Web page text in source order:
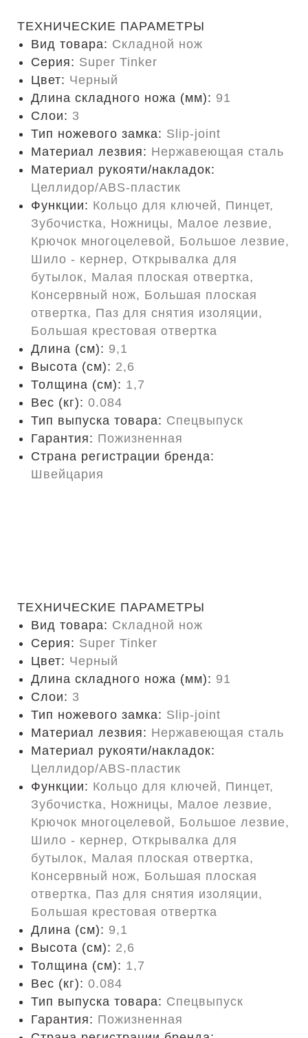
ТЕХНИЧЕСКИЕ ПАРАМЕТРЫ
Вид товара: Складной нож
Серия: Super Tinker
Цвет: Черный
Длина складного ножа (мм): 91
Слои: 3
Тип ножевого замка: Slip-joint
Материал лезвия: Нержавеющая сталь
Материал рукояти/накладок:
Целлидор/ABS-пластик
Функции: Кольцо для ключей, Пинцет,
Зубочистка, Ножницы, Малое лезвие,
Крючок многоцелевой, Большое лезвие,
Шило - кернер, Открывалка для
бутылок, Малая плоская отвертка,
Консервный нож, Большая плоская
отвертка, Паз для снятия изоляции,
Большая крестовая отвертка
Длина (cм): 9,1
Высота (см): 2,6
Толщина (см): 1,7
Вес (кг): 0.084
Тип выпуска товара: Спецвыпуск
Гарантия: Пожизненная
Страна регистрации бренда:
Швейцария
ТЕХНИЧЕСКИЕ ПАРАМЕТРЫ
Вид товара: Складной нож
Серия: Super Tinker
Цвет: Черный
Длина складного ножа (мм): 91
Слои: 3
Тип ножевого замка: Slip-joint
Материал лезвия: Нержавеющая сталь
Материал рукояти/накладок:
Целлидор/ABS-пластик
Функции: Кольцо для ключей, Пинцет,
Зубочистка, Ножницы, Малое лезвие,
Крючок многоцелевой, Большое лезвие,
Шило - кернер, Открывалка для
бутылок, Малая плоская отвертка,
Консервный нож, Большая плоская
отвертка, Паз для снятия изоляции,
Большая крестовая отвертка
Длина (cм): 9,1
Высота (см): 2,6
Толщина (см): 1,7
Вес (кг): 0.084
Тип выпуска товара: Спецвыпуск
Гарантия: Пожизненная